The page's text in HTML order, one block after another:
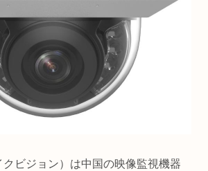
クビジョン）は中国の映像監視機器